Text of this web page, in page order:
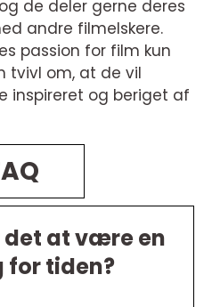
de deler gerne deres
andre filmelskere.
passion for film kun
tvivl om, at de vil
og beriget af
det at være en
for tiden?